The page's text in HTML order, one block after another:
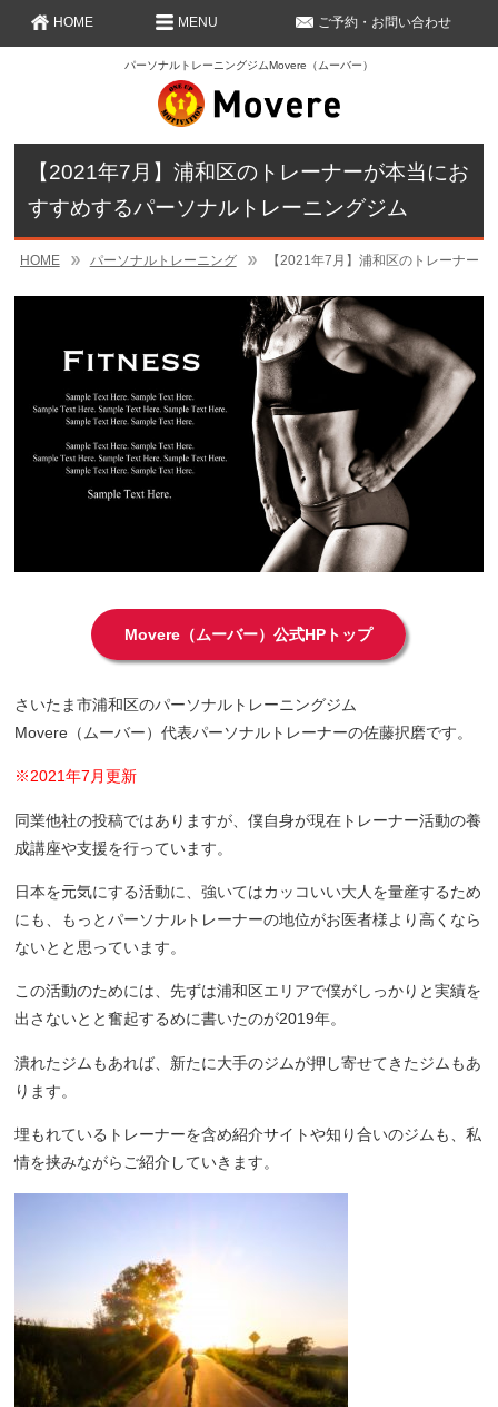
パーソナルトレーニングジムMovere（ムーバー）
HOME ご予約・お問い合わせ
MENU
【2021年7月】浦和区のトレーナーが本当にお
すすめするパーソナルトレーニングジム
HOME パーソナルトレーニング 【2021年7月】浦和区のトレーナー
Movere（ムーバー）公式HPトップ
さいたま市浦和区のパーソナルトレーニングジム
Movere（ムーバー）代表パーソナルトレーナーの佐藤択磨です。
※2021年7月更新
同業他社の投稿ではありますが、僕自身が現在トレーナー活動の養
成講座や支援を行っています。
日本を元気にする活動に、強いてはカッコいい大人を量産するため
にも、もっとパーソナルトレーナーの地位がお医者様より高くなら
ないとと思っています。
この活動のためには、先ずは浦和区エリアで僕がしっかりと実績を
出さないとと奮起するめに書いたのが2019年。
潰れたジムもあれば、新たに大手のジムが押し寄せてきたジムもあ
ります。
埋もれているトレーナーを含め紹介サイトや知り合いのジムも、私
情を挟みながらご紹介していきます。